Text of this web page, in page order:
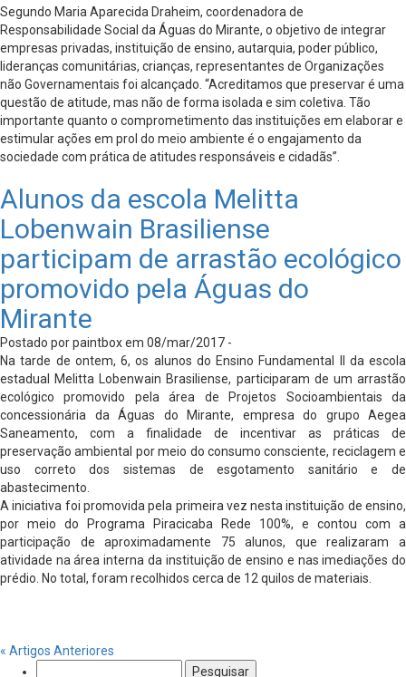
Segundo Maria Aparecida Draheim, coordenadora de
Responsabilidade Social da Águas do Mirante, o objetivo de integrar
empresas privadas, instituição de ensino, autarquia, poder público,
lideranças comunitárias, crianças, representantes de Organizações
não Governamentais foi alcançado. “Acreditamos que preservar é uma
questão de atitude, mas não de forma isolada e sim coletiva. Tão
importante quanto o comprometimento das instituições em elaborar e
estimular ações em prol do meio ambiente é o engajamento da
sociedade com prática de atitudes responsáveis e cidadãs”.
Alunos da escola Melitta
Lobenwain Brasiliense
participam de arrastão ecológico
promovido pela Águas do
Mirante
Postado por paintbox em 08/mar/2017 -
Na tarde de ontem, 6, os alunos do Ensino Fundamental II da escola
estadual Melitta Lobenwain Brasiliense, participaram de um arrastão
ecológico promovido pela área de Projetos Socioambientais da
concessionária da Águas do Mirante, empresa do grupo Aegea
Saneamento, com a finalidade de incentivar as práticas de
preservação ambiental por meio do consumo consciente, reciclagem e
uso correto dos sistemas de esgotamento sanitário e de
abastecimento.
A iniciativa foi promovida pela primeira vez nesta instituição de ensino,
por meio do Programa Piracicaba Rede 100%, e contou com a
participação de aproximadamente 75 alunos, que realizaram a
atividade na área interna da instituição de ensino e nas imediações do
prédio. No total, foram recolhidos cerca de 12 quilos de materiais.
« Artigos Anteriores